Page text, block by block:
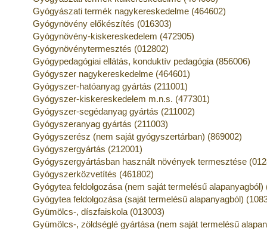
Gyógyászati termék nagykereskedelme (464602)
Gyógynövény előkészítés (016303)
Gyógynövény-kiskereskedelem (472905)
Gyógynövénytermesztés (012802)
Gyógypedagógiai ellátás, konduktív pedagógia (856006)
Gyógyszer nagykereskedelme (464601)
Gyógyszer-hatóanyag gyártás (211001)
Gyógyszer-kiskereskedelem m.n.s. (477301)
Gyógyszer-segédanyag gyártás (211002)
Gyógyszeranyag gyártás (211003)
Gyógyszerész (nem saját gyógyszertárban) (869002)
Gyógyszergyártás (212001)
Gyógyszergyártásban használt növények termesztése
Gyógyszerközvetítés (461802)
Gyógytea feldolgozása (nem saját termelésű alapanyagból)
Gyógytea feldolgozása (saját termelésű alapanyagból)
Gyümölcs-, díszfaiskola (013003)
Gyümölcs-, zöldséglé gyártása (nem saját termelésű